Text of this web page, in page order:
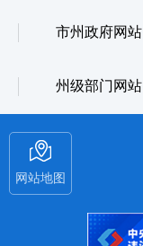
市州政府网站
州级部门网站
网站地图